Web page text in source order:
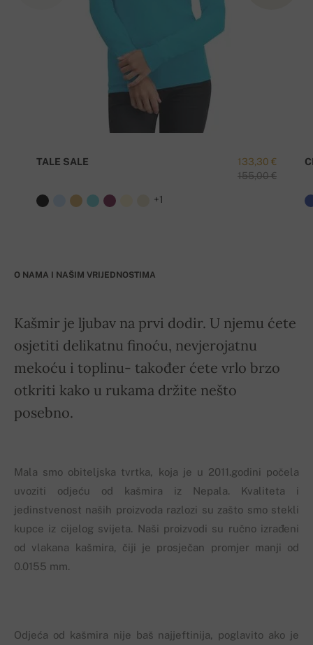
133,30 €
155,00 €
TALE SALE
+1
O NAMA I NAŠIM VRIJEDNOSTIMA
Kašmir je ljubav na prvi dodir. U njemu ćete
osjetiti delikatnu finoću, nevjerojatnu
mekoću i toplinu- također ćete vrlo brzo
otkriti kako u rukama držite nešto
posebno.
Mala smo obiteljska tvrtka, koja je u 2011.godini počela
uvoziti odjeću od kašmira iz Nepala. Kvaliteta i
jedinstvenost naših proizvoda razlozi su zašto smo stekli
kupce iz cijelog svijeta. Naši proizvodi su ručno izrađeni
od vlakana kašmira, čiji je prosječan promjer manji od
0.0155 mm.
Odjeća od kašmira nije baš najjeftinija, poglavito ako je